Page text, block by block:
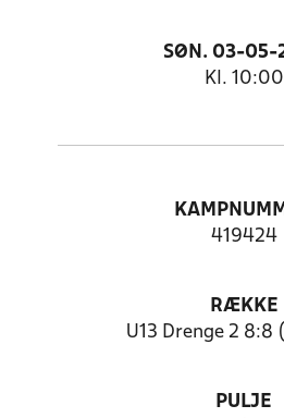
SØN. 03-05-
Kl. 10:00
419424
RÆKKE
U13 Drenge 2 8:8
PULJE